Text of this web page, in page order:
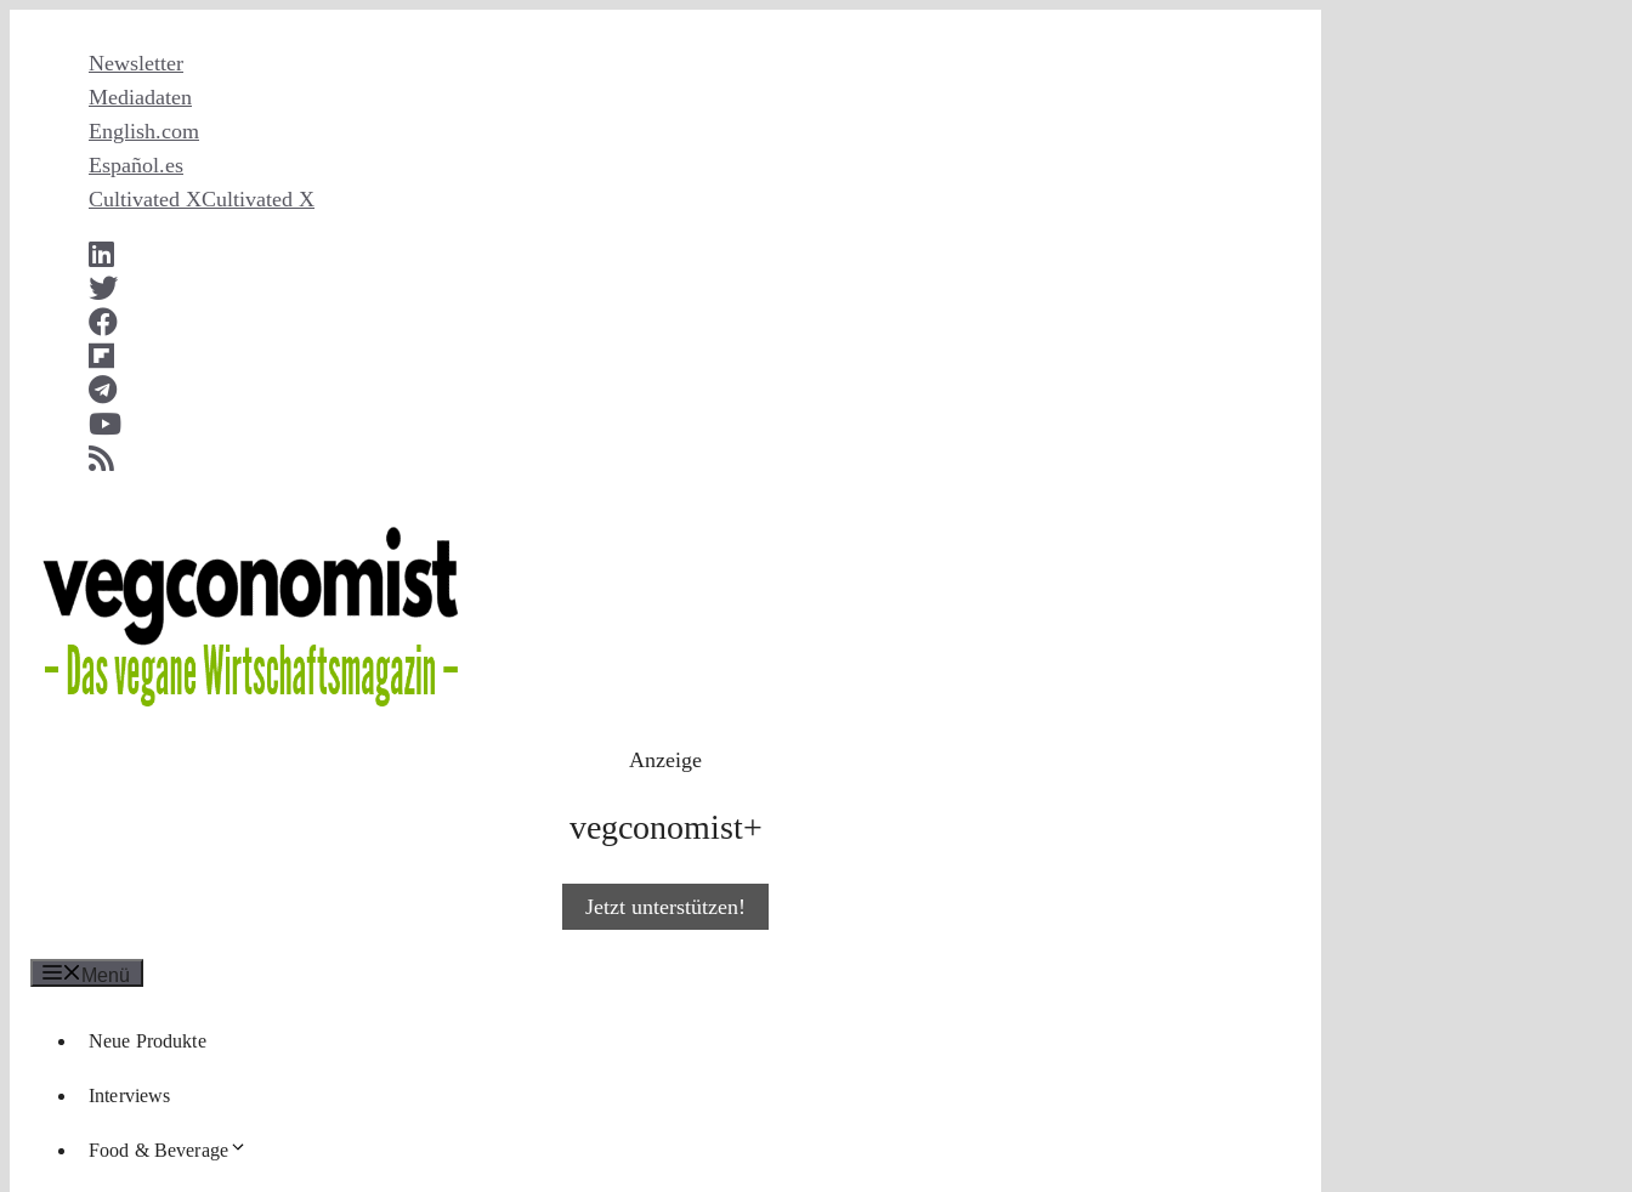
Newsletter
Mediadaten
English.com
Español.es
Cultivated XCultivated X
Anzeige
vegconomist+
Jetzt unterstützen!
Menü
Neue Produkte
Interviews
Food & Beverage